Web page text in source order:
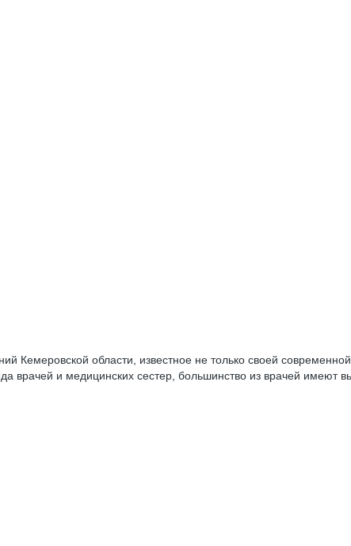
Кемеровской области, известное не только своей
врачей и медицинских сестер, большинство из врачей